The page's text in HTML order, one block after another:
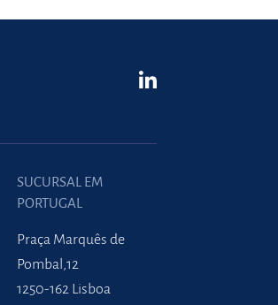
SUCURSAL EM
PORTUGAL
Praça Marquês de
Pombal,12
1250-162 Lisboa